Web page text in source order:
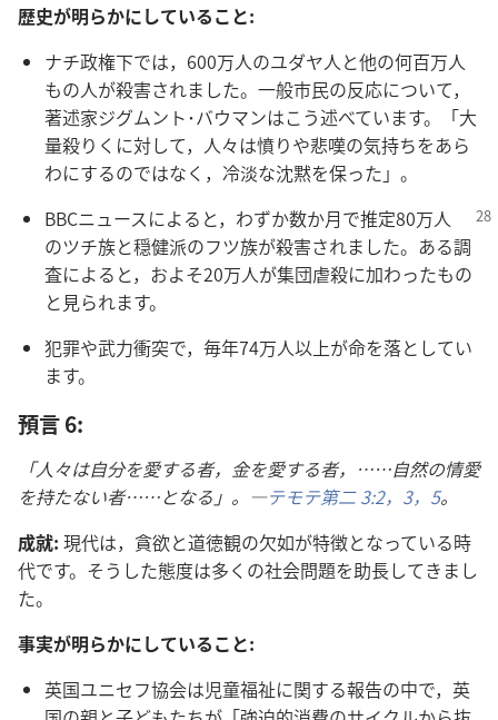
歴史​が​明らか​に​し​て​いる​こと:
ナチ​政権​下​で​は，600万​人​の​ユダヤ​人​と​他​の​何百万​人​
も​の​人​が​殺害​さ​れ​まし​た。一般​市民​の​反応​に​つい​て，
著述​家​ジグムント​･​バウマン​は​こう​述べ​て​い​ます。「大
量​殺りく​に​対し​て，人々​は​憤り​や​悲嘆​の​気持ち​を​あら
わ​に​する​の​で​は​なく，冷淡​な​沈黙​を​保っ​た」。
BBC​ニュース​に​よる​と，わずか​数​か月​で​推定​80万​人​
の​ツチ​族​と​穏健​派​の​フツ​族​が​殺害​さ​れ​まし​た。ある​調
査​に​よる​と，およそ​20万​人​が​集団​虐殺​に​加わっ​た​もの​
と​見​られ​ます。
犯罪​や​武力​衝突​で，毎年​74万​人​以上​が​命​を​落とし​て​い​
ます。
預言 6:
「人々​は​自分​を​愛する​者，金​を​愛する​者，……自然​の​情愛​
を​持た​ない​者……と​なる」。―テモテ​第​二 3:2，3， 5。
成就: 現代​は，貪欲​と​道徳​観​の​欠如​が​特徴​と​なっ​て​いる​時
代​です。そう​し​た​態度​は​多く​の​社会​問題​を​助長​し​て​き​まし​
た。
事実​が​明らか​に​し​て​いる​こと:
英国​ユニセフ​協会​は​児童​福祉​に​関する​報告​の​中​で，英